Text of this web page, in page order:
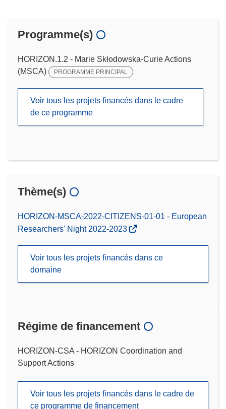
Programme(s)
HORIZON.1.2 - Marie Skłodowska-Curie Actions
(MSCA)
PROGRAMME PRINCIPAL
Voir tous les projets financés dans le cadre
de ce programme
Thème(s)
HORIZON-MSCA-2022-CITIZENS-01-01 - European
Researchers' Night 2022-2023
Voir tous les projets financés dans ce
domaine
Régime de financement
HORIZON-CSA - HORIZON Coordination and
Support Actions
Voir tous les projets financés dans le cadre de
ce programme de financement